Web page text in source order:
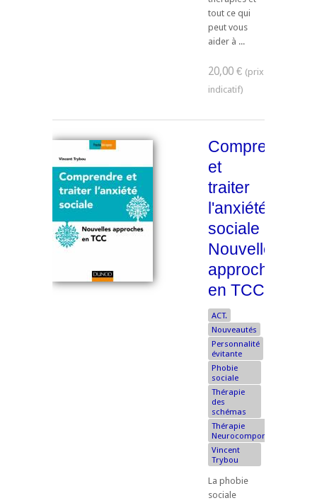
tout ce qui
peut vous
aider à ...
20,00 €
Comprendre
et
traiter
l'anxiété
sociale
Nouvelles
approches
en TCC
ACT.
Nouveautés
Personnalité
évitante
Phobie
sociale
Thérapie
des
schémas
Thérapie
Neurocomportementale
Vincent
Trybou
La phobie
sociale